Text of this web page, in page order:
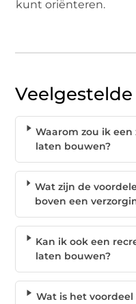
kunt oriënteren.
Waarom zou ik
laten bouwen?
Wat zijn de
boven een
Kan ik ook een
laten bouwen?
Wat is het